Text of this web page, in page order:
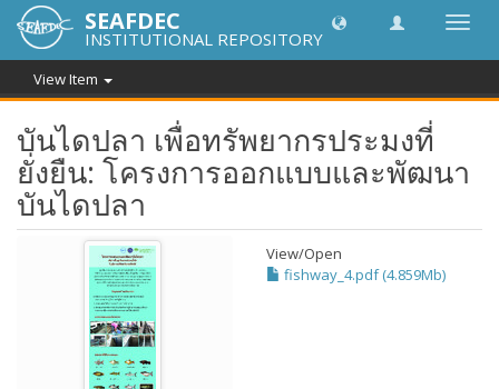
SEAFDEC
INSTITUTIONAL REPOSITORY
View Item
บันไดปลา เพื่อทรัพยากรประมงที่
ยั่งยืน: โครงการออกแบบและพัฒนา
บันไดปลา
View/Open
fishway_4.pdf (4.859Mb)